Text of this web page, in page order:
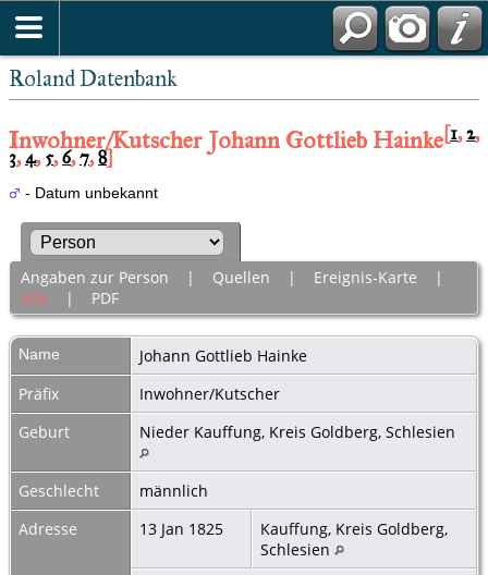
Roland Datenbank
Inwohner/Kutscher Johann Gottlieb Hainke[1,2,
3,4,5,6,7,8]
- Datum unbekannt
Angaben zur Person | Quellen | Ereignis-Karte |
Alle | PDF
Name Johann Gottlieb Hainke
Präfix
Inwohner/Kutscher
Geburt
Nieder Kauffung, Kreis Goldberg, Schlesien
Geschlecht
männlich
Adresse
13 Jan 1825
Kauffung, Kreis Goldberg,
Schlesien